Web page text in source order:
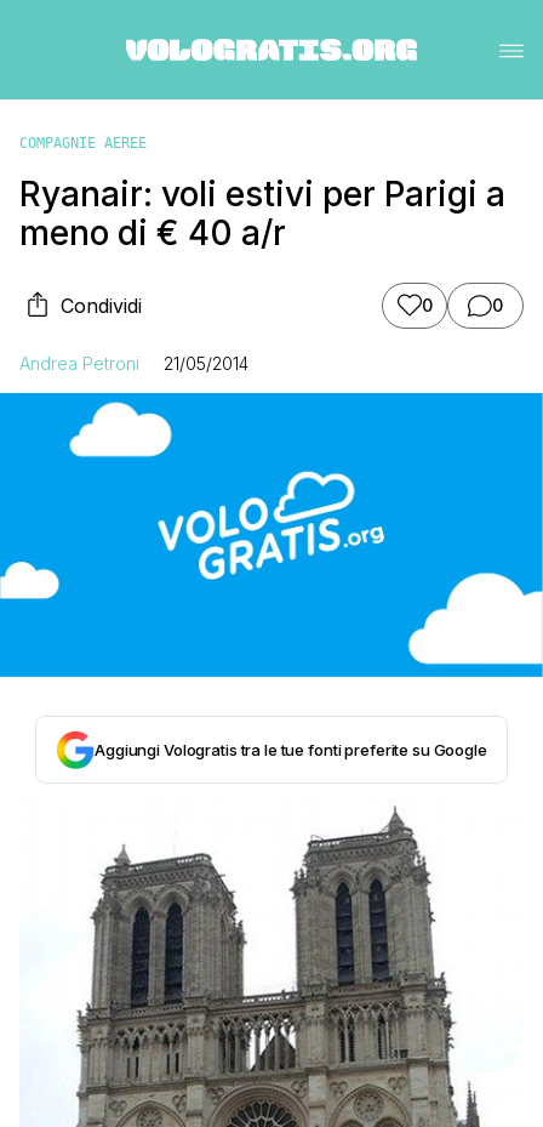
COMPAGNIE AEREE
Ryanair: voli estivi per Parigi a
meno di € 40 a/r
Condividi 0 0
Andrea Petroni 21/05/2014
Aggiungi Vologratis tra le tue fonti preferite su Google